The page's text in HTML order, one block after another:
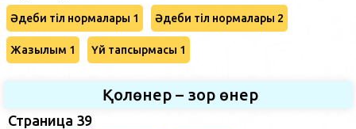
Әдеби тіл нормалары 1 Әдеби тіл нормалары 2
Жазылым 1 Үй тапсырмасы 1
Қолөнер – зор өнер
Страница 39